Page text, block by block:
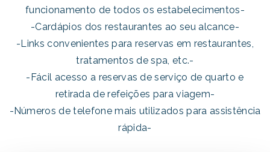
funcionamento de todos os estabelecimentos-
-Cardápios dos restaurantes ao seu alcance-
-Links convenientes para reservas em restaurantes,
tratamentos de spa, etc.-
-Fácil acesso a reservas de serviço de quarto e
retirada de refeições para viagem-
-Números de telefone mais utilizados para assistência
rápida-